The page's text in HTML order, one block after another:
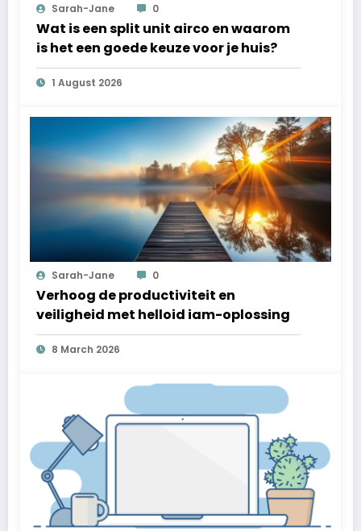
Sarah-Jane 0
Wat is een split unit airco en waarom
is het een goede keuze voor je huis?
1 August 2026
Sarah-Jane 0
Verhoog de productiviteit en
veiligheid met helloid iam-oplossing
8 March 2026